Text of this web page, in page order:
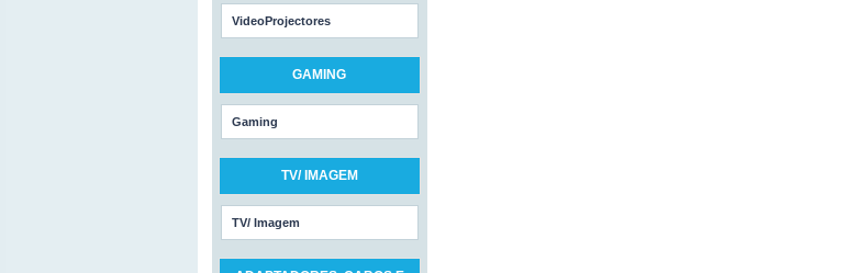
VideoProjectores
GAMING
Gaming
TV/ IMAGEM
TV/ Imagem